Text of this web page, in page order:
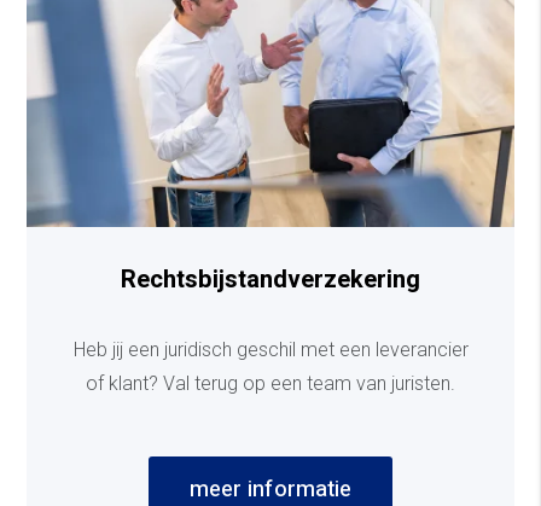
Rechtsbijstandverzekering
Heb jij een juridisch geschil met een leverancier
of klant? Val terug op een team van juristen.
meer informatie